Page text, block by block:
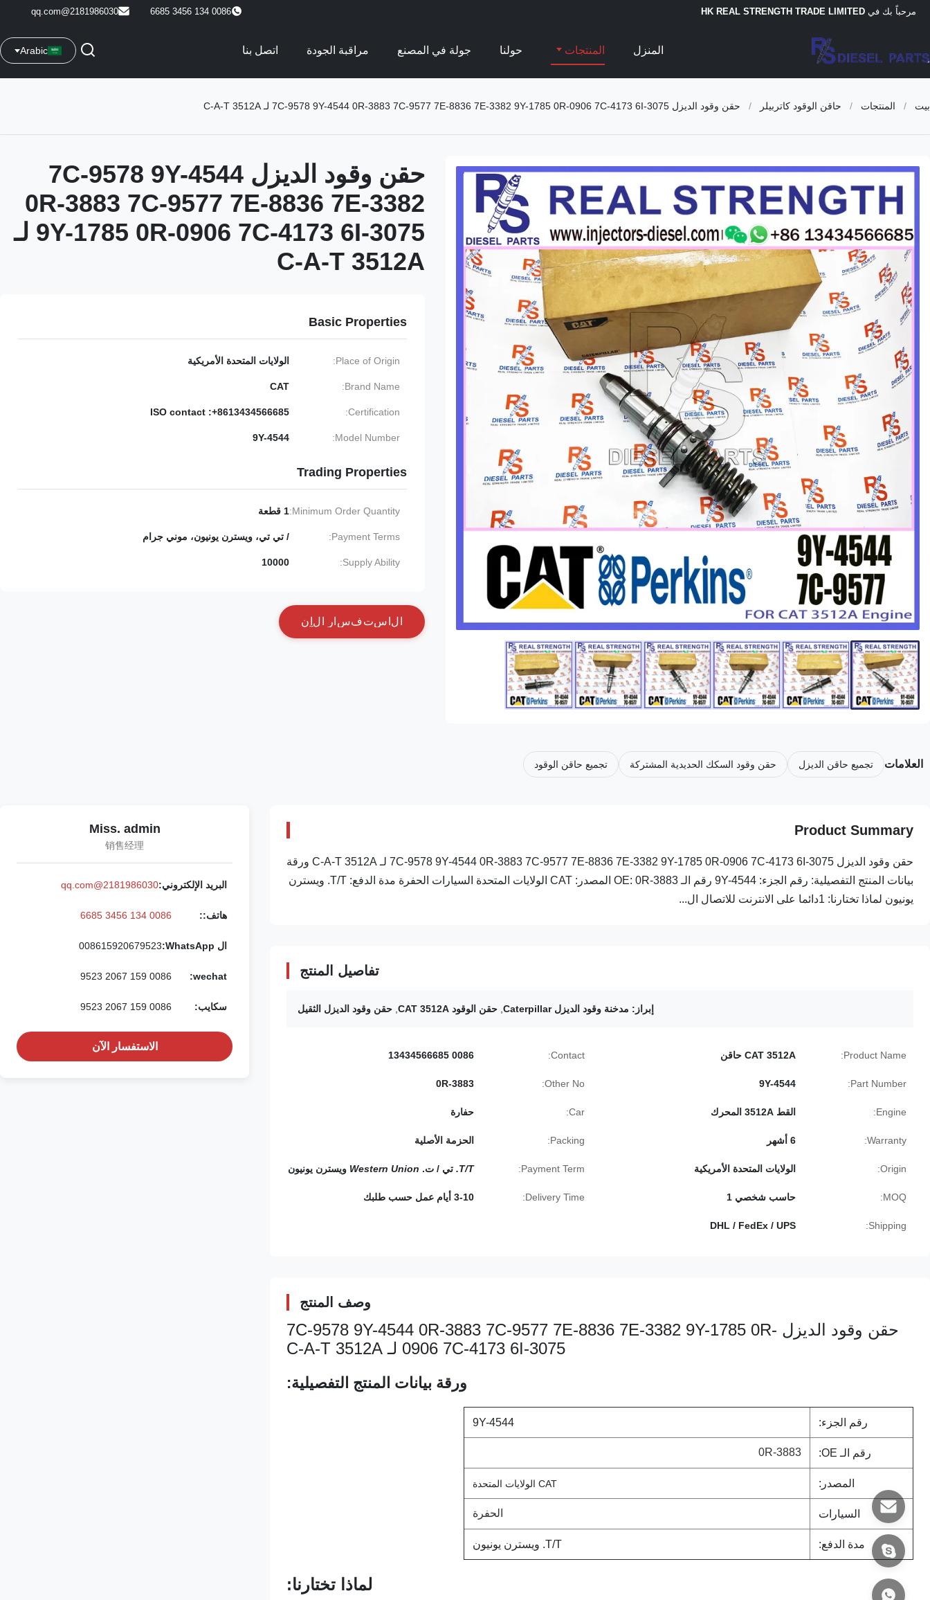
مرحباً بك في HK REAL STRENGTH TRADE LIMITED
0086 134 3456 6685
2181986030@qq.com
المنزل المنتجات حولنا جولة في المصنع مراقبة الجودة اتصل بنا Arabic
بيت / المنتجات / حاقن الوقود كاتربيلر / حقن وقود الديزل 7C-9578 9Y-4544 0R-3883 7C-9577 7E-8836 7E-3382 9Y-1785 0R-0906 7C-4173 6I-3075 لـ C-A-T 3512A
حقن وقود الديزل 7C-9578 9Y-4544
0R-3883 7C-9577 7E-8836 7E-3382
9Y-1785 0R-0906 7C-4173 6I-3075 لـ
C-A-T 3512A
Basic Properties
Place of Origin: الولايات المتحدة الأمريكية
Brand Name:
CAT
Certification:
ISO contact :+8613434566685
Model Number:
9Y-4544
Trading Properties
Minimum Order Quantity: 1 قطعة
Payment Terms: / تي تي، ويسترن يونيون، موني جرام
Supply Ability:
10000
ل ستفس ر ل ن
العلامات تجميع حاقن الديزل حقن وقود السكك الحديدية المشتركة تجميع حاقن الوقود
Product Summary
حقن وقود الديزل 7C-9578 9Y-4544 0R-3883 7C-9577 7E-8836 7E-3382 9Y-1785 0R-0906 7C-4173 6I-3075 لـ C-A-T 3512A ورقة
بيانات المنتج التفصيلية: رقم الجزء: 9Y-4544 رقم الـ OE: 0R-3883 المصدر: CAT الولايات المتحدة السيارات الحفرة مدة الدفع: T/T. ويسترن
يونيون لماذا تختارنا: 1دائما على الانترنت للاتصال ال...
تفاصيل المنتج
إبراز: مدخنة وقود الديزل Caterpillar حقن الوقود CAT 3512A حقن وقود الديزل الثقيل
Product Name: CAT 3512A حاقن Contact:
0086 13434566685
Part Number:
9Y-4544
Other No:
0R-3883
Engine: القط 3512A المحرك Car: حفارة
Warranty: 6 أشهر Packing: الحزمة الأصلية
Origin: الولايات المتحدة الأمريكية Payment Term:
T/T. تي / ت. Western Union ويسترن يونيون
MOQ: حاسب شخصي 1 Delivery Time: 3-10 أيام عمل حسب طلبك
Shipping:
DHL / FedEx / UPS
وصف المنتج
حقن وقود الديزل 7C-9578 9Y-4544 0R-3883 7C-9577 7E-8836 7E-3382 9Y-1785 0R-
0906 7C-4173 6I-3075 لـ C-A-T 3512A
ورقة بيانات المنتج التفصيلية:
رقم الجزء: 9Y-4544
رقم الـ OE: 0R-3883
المصدر: CAT الولايات المتحدة
السيارات الحفرة
مدة الدفع: T/T. ويسترن يونيون
لماذا تختارنا:
Miss. admin
销售经理
البريد الإلكتروني:2181986030@qq.com
هاتف:: 0086 134 3456 6685
ال WhatsApp: 008615920679523
wechat:
0086 159 2067 9523
سكايب: 0086 159 2067 9523
الاستفسار الآن